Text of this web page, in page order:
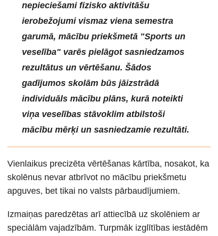
nepieciešami fizisko aktivitāšu
ierobežojumi vismaz viena semestra
garumā, mācību priekšmetā "Sports un
veselība" varēs pielāgot sasniedzamos
rezultātus un vērtēšanu. Šādos
gadījumos skolām būs jāizstrādā
individuāls mācību plāns, kurā noteikti
viņa veselības stāvoklim atbilstoši
mācību mērķi un sasniedzamie rezultāti.
Vienlaikus precizēta vērtēšanas kārtība, nosakot, ka
skolēnus nevar atbrīvot no mācību priekšmetu
apguves, bet tikai no valsts pārbaudījumiem.
Izmaiņas paredzētas arī attiecībā uz skolēniem ar
speciālām vajadzībām. Turpmāk izglītības iestādēm